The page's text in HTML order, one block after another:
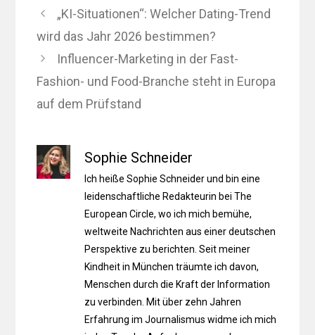
„KI-Situationen“: Welcher Dating-Trend
wird das Jahr 2026 bestimmen?
Influencer-Marketing in der Fast-
Fashion- und Food-Branche steht in Europa
auf dem Prüfstand
Sophie Schneider
Ich heiße Sophie Schneider und bin eine
leidenschaftliche Redakteurin bei The
European Circle, wo ich mich bemühe,
weltweite Nachrichten aus einer deutschen
Perspektive zu berichten. Seit meiner
Kindheit in München träumte ich davon,
Menschen durch die Kraft der Information
zu verbinden. Mit über zehn Jahren
Erfahrung im Journalismus widme ich mich